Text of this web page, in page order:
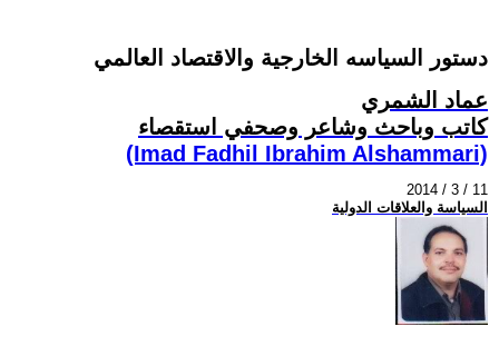
دستور السياسه الخارجية والاقتصاد العالمي
عماد الشمري
كاتب وباحث وشاعر وصحفي استقصاء
(Imad Fadhil Ibrahim Alshammari)
2014 / 3 / 11
السياسة والعلاقات الدولية